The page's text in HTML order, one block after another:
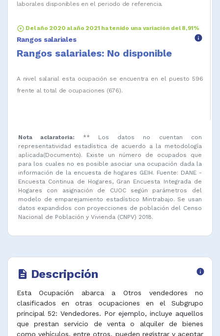
laborales disponibles en el periodo de referencia.
arrow_circle_up Del año 2020 al año 2021 ha tenido una variación del 8,91%
Rangos salariales info
Rangos salariales: No disponible
A nivel salarial esta ocupación se encuentra en el puesto 596
frente al total de ocupaciones (676).
Nota aclaratoria:
** Los datos no cuentan con
representatividad estadística de acuerdo a la metodología
aplicada(Documento). Existe un número de ocupados que
para los cuales no es posible asociar una ocupación dada la
información de la encuesta de hogares GEIH. Fuente: DANE -
Encuesta Continua de Hogares, Gran Encuesta Integrada de
Hogares con asignación de CUOC según parámetros del
modelo de emparejamiento estadístico Mintrabajo. Se usan
datos expandidos con proyecciones de población del Censo
Nacional de Población y Vivienda (CNPV) 2018.
description Descripción info
Esta Ocupación abarca a Otros vendedores no
clasificados en otras ocupaciones en el Subgrupo
principal 52: Vendedores. Por ejemplo, incluye aquellos
que prestan servicio de venta o alquiler de bienes
como vehículos, entre otros, pueden registrar y aceptar